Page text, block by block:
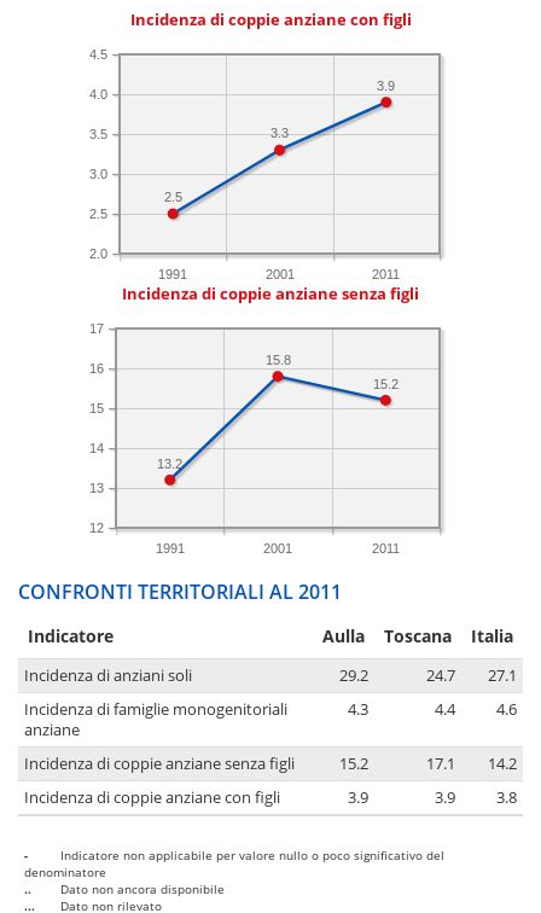
Incidenza di coppie anziane con figli
1991 2001 2011
2.0
2.5
3.0
3.5
4.0
4.5
3.9
3.3
2.5
Incidenza di coppie anziane senza figli
1991 2001 2011
12
13
14
15
16
17
15.2
15.8
13.2
CONFRONTI TERRITORIALI AL 2011
Indicatore Aulla Toscana Italia
Incidenza di anziani soli 29.2 24.7
27.1
Incidenza di famiglie monogenitoriali
anziane
4.3 4.4 4.6
Incidenza di coppie anziane senza figli 15.2 17.1
14.2
Incidenza di coppie anziane con figli
3.9 3.9 3.8
-
Indicatore non applicabile per valore nullo o poco significativo del
denominatore
..
Dato non ancora disponibile
...
Dato non rilevato